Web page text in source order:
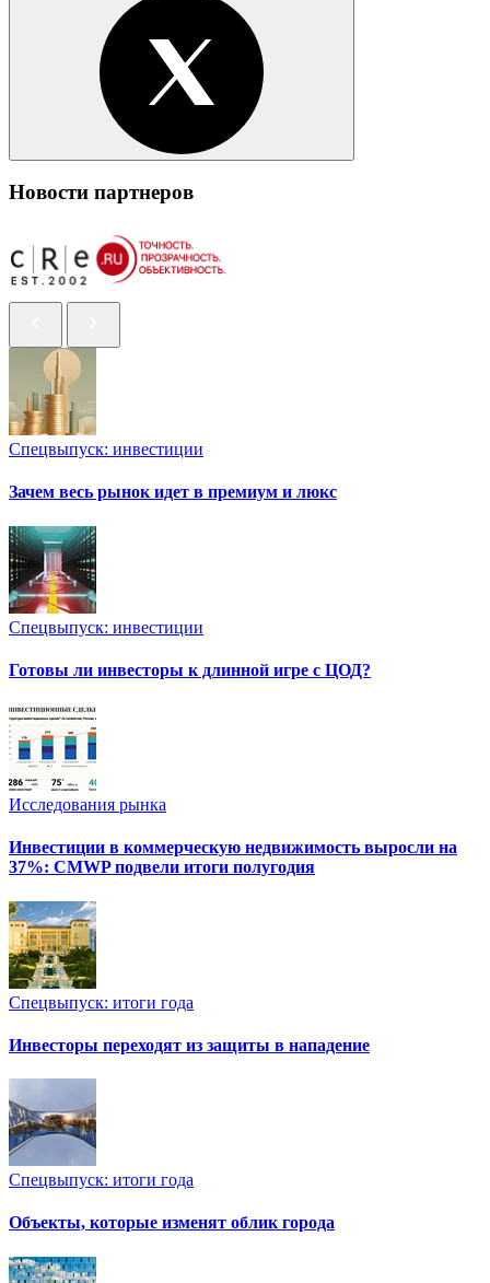
Новости партнеров
Спецвыпуск: инвестиции
Зачем весь рынок идет в премиум и люкс
Спецвыпуск: инвестиции
Готовы ли инвесторы к длинной игре с ЦОД?
Исследования рынка
Инвестиции в коммерческую недвижимость выросли на
37%: CMWP подвели итоги полугодия
Спецвыпуск: итоги года
Инвесторы переходят из защиты в нападение
Спецвыпуск: итоги года
Объекты, которые изменят облик города